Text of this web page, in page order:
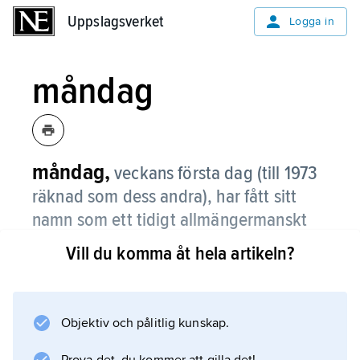
Uppslagsverket Logga in
måndag
måndag, veckans första dag (till 1973
räknad som dess andra), har fått sitt
namn som ett tidigt allmängermanskt
översättningslån av latinets
dies Lunae
’(mångudinnan) Lunas dag’, i sin tur
’(mångudinnan) Selenes dag’, som
förebild.
Vill du komma åt hela artikeln?
Objektiv och pålitlig kunskap.